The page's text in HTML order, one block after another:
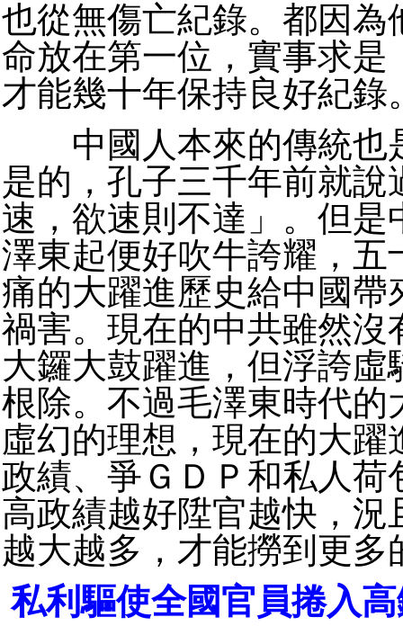
也從無傷亡紀錄。都因為
命放在第一位，實事求是
才能幾十年保持良好紀錄
中國人本來的傳統也
是的，孔子三千年前就說
速，欲速則不達」。但是
澤東起便好吹牛誇耀，五
痛的大躍進歷史給中國帶
禍害。現在的中共雖然沒
大鑼大鼓躍進，但浮誇虛
根除。不過毛澤東時代的
虛幻的理想，現在的大躍
政績、爭ＧＤＰ和私人荷
高政績越好陞官越快，況
越大越多，才能撈到更多
私利驅使全國官員捲入